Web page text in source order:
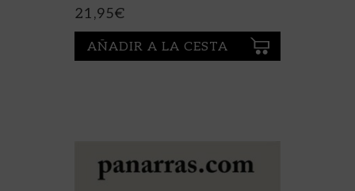
FJELD, MARTIN IVAR
21,95€
AÑADIR A LA CESTA